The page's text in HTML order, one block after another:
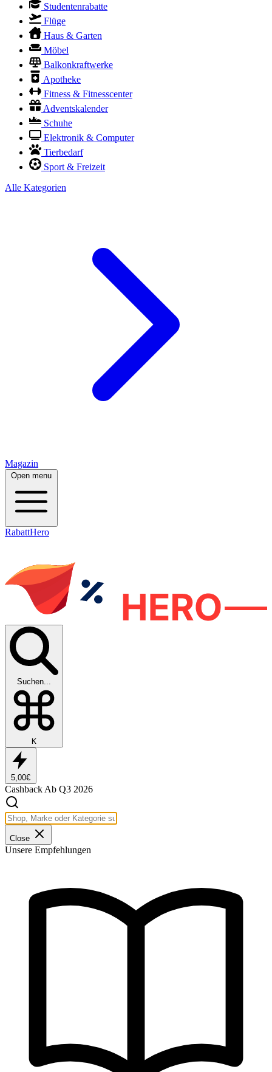
Studentenrabatte
Flüge
Haus & Garten
Möbel
Balkonkraftwerke
Apotheke
Fitness & Fitnesscenter
Adventskalender
Schuhe
Elektronik & Computer
Tierbedarf
Sport & Freizeit
Alle Kategorien
Magazin
Open menu
RabattHero
Suchen...
K
5,00€
CashbackAb Q3 2026
Close
Unsere Empfehlungen